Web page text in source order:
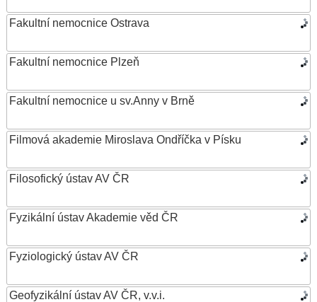
Fakultní nemocnice Ostrava
Fakultní nemocnice Plzeň
Fakultní nemocnice u sv.Anny v Brně
Filmová akademie Miroslava Ondříčka v Písku
Filosofický ústav AV ČR
Fyzikální ústav Akademie věd ČR
Fyziologický ústav AV ČR
Geofyzikální ústav AV ČR, v.v.i.